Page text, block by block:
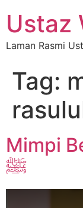
Ustaz
Laman Rasmi
Tag:
Mimpi
ﷺ